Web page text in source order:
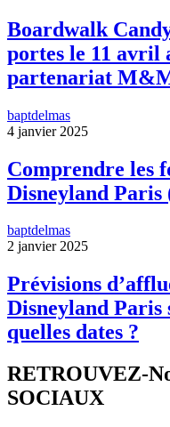
Boardwalk
portes le 11 avril
partenariat
baptdelmas
4 janvier 2025
Comprendre les
Disneyland Paris
baptdelmas
2 janvier 2025
Prévisions
Disneyland Paris
quelles dates ?
RETROUVEZ-
SOCIAUX